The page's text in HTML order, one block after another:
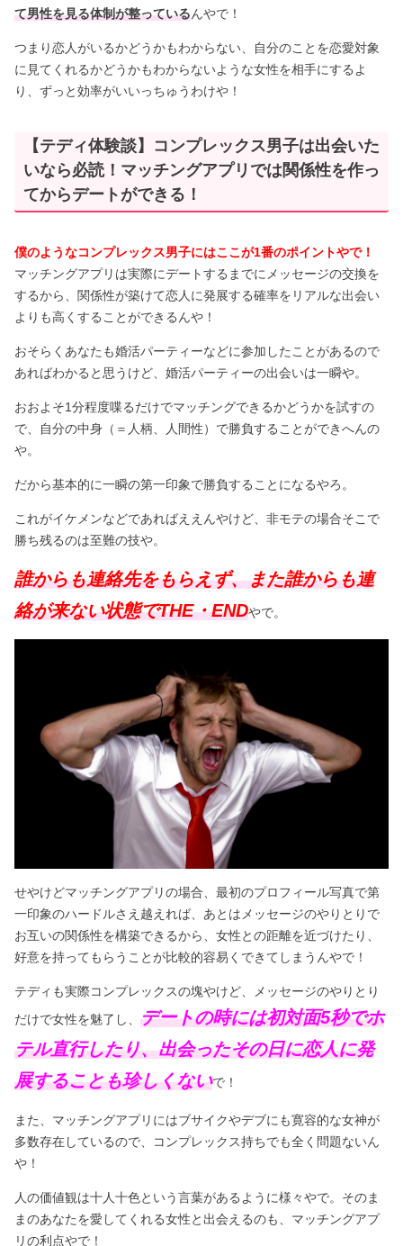
て男性を見る体制が整っているんやで！
つまり恋人がいるかどうかもわからない、自分のことを恋愛対象
に見てくれるかどうかもわからないような女性を相手にするよ
り、ずっと効率がいいっちゅうわけや！
【テディ体験談】コンプレックス男子は出会いた
いなら必読！マッチングアプリでは関係性を作っ
てからデートができる！
僕のようなコンプレックス男子にはここが1番のポイントやで！
マッチングアプリは実際にデートするまでにメッセージの交換を
するから、関係性が築けて恋人に発展する確率をリアルな出会い
よりも高くすることができるんや！
おそらくあなたも婚活パーティーなどに参加したことがあるので
あればわかると思うけど、婚活パーティーの出会いは一瞬や。
おおよそ1分程度喋るだけでマッチングできるかどうかを試すの
で、自分の中身（＝人柄、人間性）で勝負することができへんの
や。
だから基本的に一瞬の第一印象で勝負することになるやろ。
これがイケメンなどであればええんやけど、非モテの場合そこで
勝ち残るのは至難の技や。
誰からも連絡先をもらえず、また誰からも連
絡が来ない状態でTHE・ENDやで。
せやけどマッチングアプリの場合、最初のプロフィール写真で第
一印象のハードルさえ越えれば、あとはメッセージのやりとりで
お互いの関係性を構築できるから、女性との距離を近づけたり、
好意を持ってもらうことが比較的容易くできてしまうんやで！
テディも実際コンプレックスの塊やけど、メッセージのやりとり
だけで女性を魅了し、デートの時には初対面5秒でホ
テル直行したり、出会ったその日に恋人に発
展することも珍しくないで！
また、マッチングアプリにはブサイクやデブにも寛容的な女神が
多数存在しているので、コンプレックス持ちでも全く問題ないん
や！
人の価値観は十人十色という言葉があるように様々やで。そのま
まのあなたを愛してくれる女性と出会えるのも、マッチングアプ
リの利点やで！